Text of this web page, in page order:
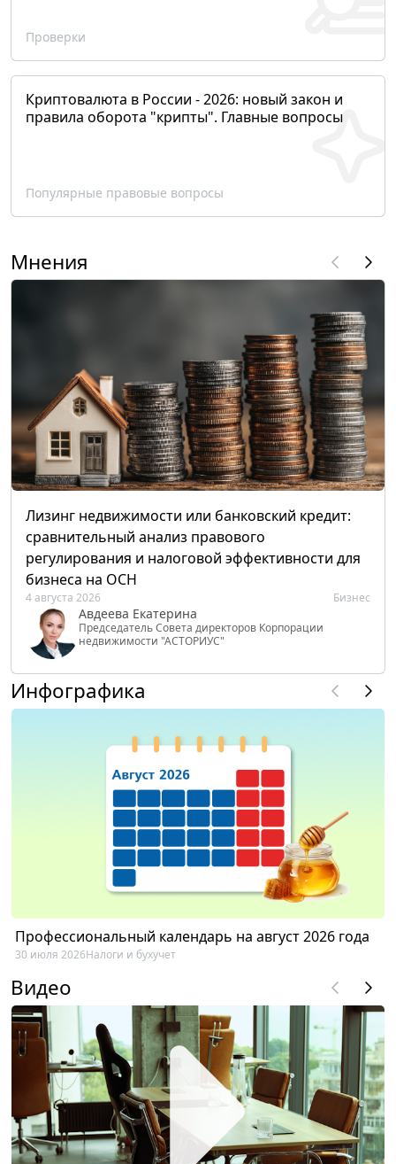
Проверки
Криптовалюта в России - 2026: новый закон и
правила оборота "крипты". Главные вопросы
Популярные правовые вопросы
Мнения
Лизинг недвижимости или банковский кредит:
сравнительный анализ правового
регулирования и налоговой эффективности для
бизнеса на ОСН
4 августа 2026 Бизнес
Авдеева Екатерина
Председатель Совета директоров Корпорации
недвижимости "АСТОРИУС"
Инфографика
Профессиональный календарь на август 2026 года
30 июля 2026Налоги и бухучет
Видео